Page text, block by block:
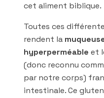
cet aliment biblique.
Toutes ces
rendent la
hyperperméable et
(donc reconnu
par notre corps)
intestinale. Ce